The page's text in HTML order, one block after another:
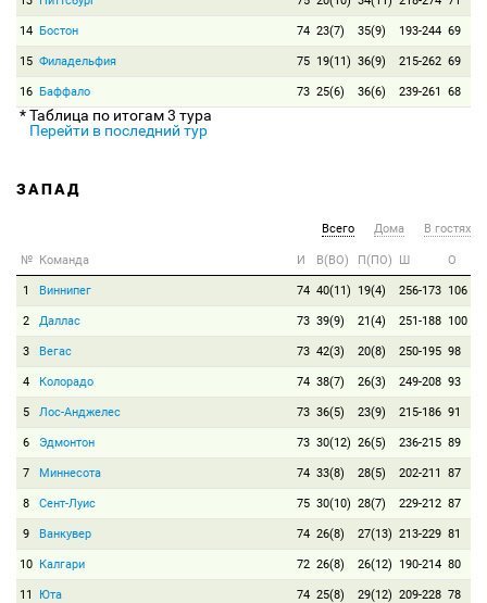
14 Бостон 74 23(7) 35(9) 193-244 69
15 Филадельфия 75 19(11) 36(9) 215-262 69
16 Баффало 73 25(6) 36(6) 239-261 68
* Таблица по итогам 3 тура
Перейти в последний тур
ЗАПАД
Всего Дома В гостях
№ Команда И В(ВО) П(ПО) Ш О
1 Виннипег 74 40(11) 19(4) 256-173 106
2 Даллас 73 39(9) 21(4) 251-188 100
3 Вегас 73 42(3) 20(8) 250-195 98
4 Колорадо 74 38(7) 26(3) 249-208 93
5 Лос-Анджелес 73 36(5) 23(9) 215-186 91
6 Эдмонтон 73 30(12) 26(5) 236-215 89
7 Миннесота 74 33(8) 28(5) 202-211 87
8 Сент-Луис 75 30(10) 28(7) 229-212 87
9 Ванкувер 74 26(8) 27(13) 213-229 81
10 Калгари 72 26(8) 26(12) 190-214 80
11 Юта 74 25(8) 29(12) 209-228 78